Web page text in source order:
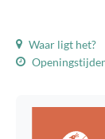
Getoonde
Bedlinnen
WiFi
Waar ligt het?